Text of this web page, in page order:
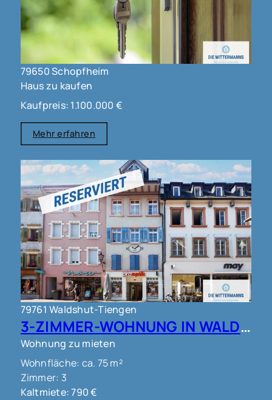
79650 Schopfheim
Haus zu kaufen
Kaufpreis: 1.100.000 €
Mehr erfahren
79761 Waldshut-Tiengen
3-ZIMMER-WOHNUNG IN WALDSHUT !!!
Wohnung zu mieten
Wohnfläche: ca. 75 m²
Zimmer: 3
Kaltmiete: 790 €